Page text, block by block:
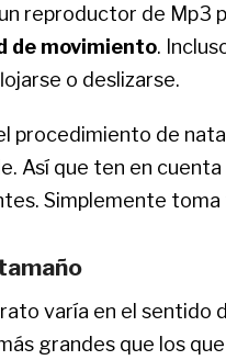
reproductor de Mp3
de movimiento.
o deslizarse.
procedimiento de
Así que ten en
Simplemente
varía en el sentido
grandes que los